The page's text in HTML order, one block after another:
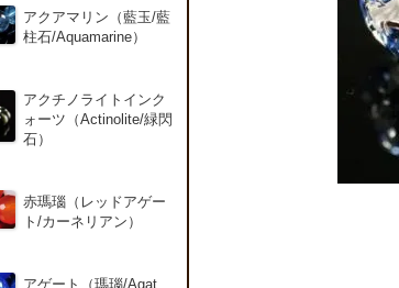
アクアマリン（藍玉/藍
柱石/Aquamarine）
アクチノライトインク
ォーツ（Actinolite/緑閃
石）
赤瑪瑙（レッドアゲー
ト/カーネリアン）
アゲート（瑪瑙/Agat